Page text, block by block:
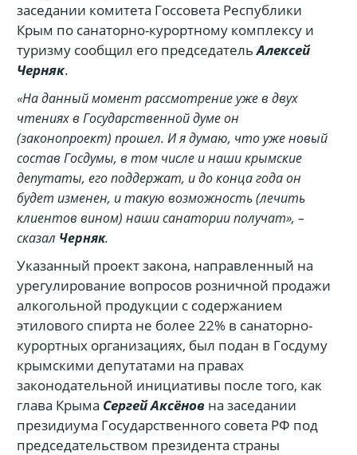
заседании комитета Госсовета Республики
Крым по санаторно-курортному комплексу и
туризму сообщил его председательАлексей
Черняк.
«На данный момент рассмотрение уже в двух
чтениях в Государственной думе он
(законопроект) прошел. И я думаю, что уже новый
состав Госдумы, в том числе и наши крымские
депутаты, его поддержат, и до конца года он
будет изменен, и такую возможность (лечить
клиентов вином) наши санатории получат», –
сказал Черняк.
Указанный проект закона, направленный на
урегулирование вопросов розничной продажи
алкогольной продукции с содержанием
этилового спирта не более 22% в санаторно-
курортных организациях, был подан в Госдуму
крымскими депутатами на правах
законодательной инициативы после того, как
глава Крыма Сергей Аксёнов на заседании
президиума Государственного совета РФ под
председательством президента страны